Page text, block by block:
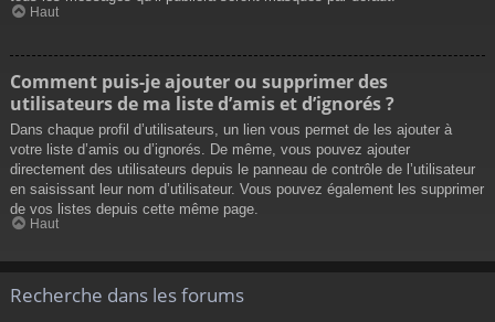
Haut
Comment puis-je ajouter ou supprimer des
utilisateurs de ma liste d’amis et d’ignorés ?
Dans chaque profil d’utilisateurs, un lien vous permet de les ajouter à
votre liste d’amis ou d’ignorés. De même, vous pouvez ajouter
directement des utilisateurs depuis le panneau de contrôle de l’utilisateur
en saisissant leur nom d’utilisateur. Vous pouvez également les supprimer
de vos listes depuis cette même page.
Haut
Recherche dans les forums